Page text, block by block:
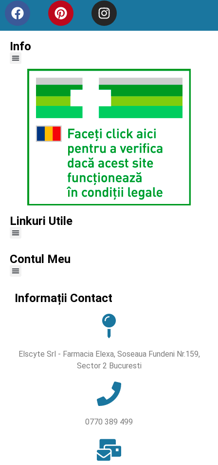
Info
Linkuri Utile
Contul Meu
Informații Contact
Elscyte Srl - Farmacia Elexa, Soseaua Fundeni Nr.159,
Sector 2 Bucuresti
0770 389 499